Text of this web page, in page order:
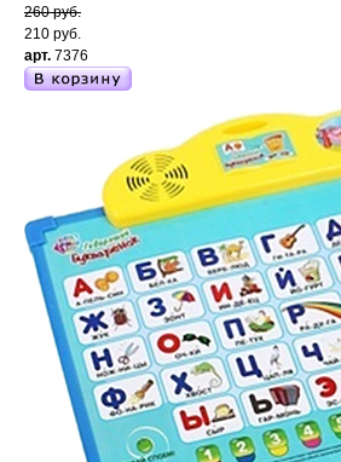
260 руб.
210 руб.
арт. 7376